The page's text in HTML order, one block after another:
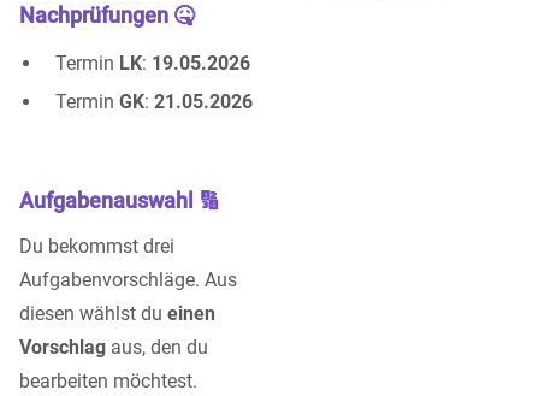
Nachprüfungen 🤒
Termin LK: 19.05.2026
Termin GK: 21.05.2026
Aufgabenauswahl 🔢
Du bekommst drei
Aufgabenvorschläge. Aus
diesen wählst du einen
Vorschlag aus, den du
bearbeiten möchtest.